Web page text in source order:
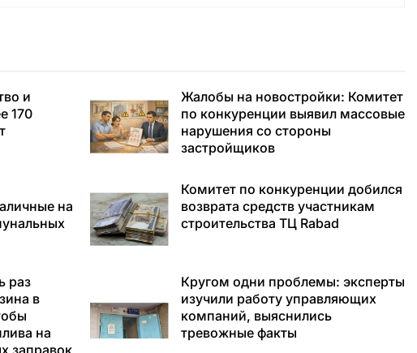
и
170
Жалобы на новостройки: Комитет
по конкуренции выявил массовые
нарушения со стороны
застройщиков
на
Комитет по конкуренции добился
возврата средств участникам
строительства ТЦ Rabad
раз
в
на
Кругом одни проблемы: эксперты
изучили работу управляющих
компаний, выяснились
тревожные факты